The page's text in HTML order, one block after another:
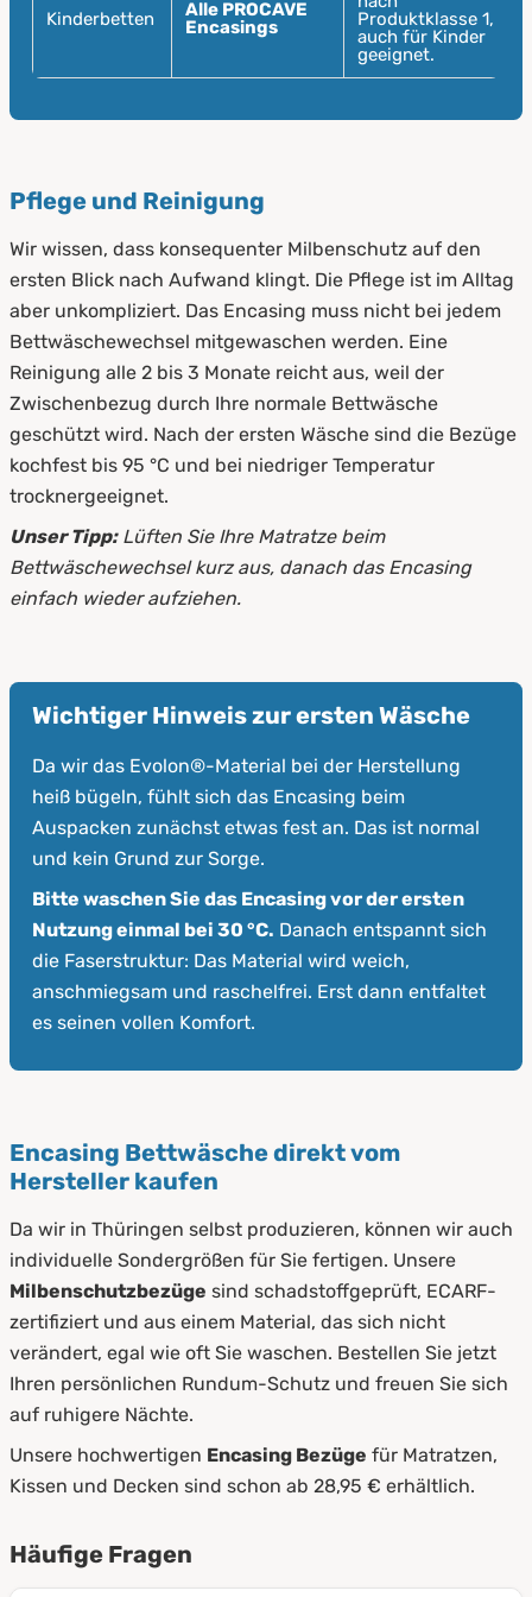
Kinderbetten
Alle PROCAVE
Encasings
Produktklasse 1,
auch für Kinder
geeignet.
Pflege und Reinigung
Wir wissen, dass konsequenter Milbenschutz auf den
ersten Blick nach Aufwand klingt. Die Pflege ist im Alltag
aber unkompliziert. Das Encasing muss nicht bei jedem
Bettwäschewechsel mitgewaschen werden. Eine
Reinigung alle 2 bis 3 Monate reicht aus, weil der
Zwischenbezug durch Ihre normale Bettwäsche
geschützt wird. Nach der ersten Wäsche sind die Bezüge
kochfest bis 95 °C und bei niedriger Temperatur
trocknergeeignet.
Unser Tipp:Lüften Sie Ihre Matratze beim
Bettwäschewechsel kurz aus, danach das Encasing
einfach wieder aufziehen.
Wichtiger Hinweis zur ersten Wäsche
Da wir das Evolon®-Material bei der Herstellung
heiß bügeln, fühlt sich das Encasing beim
Auspacken zunächst etwas fest an. Das ist normal
und kein Grund zur Sorge.
Bitte waschen Sie das Encasing vor der ersten
Nutzung einmal bei 30 °C. Danach entspannt sich
die Faserstruktur: Das Material wird weich,
anschmiegsam und raschelfrei. Erst dann entfaltet
es seinen vollen Komfort.
Encasing Bettwäsche direkt vom
Hersteller kaufen
Da wir in Thüringen selbst produzieren, können wir auch
individuelle Sondergrößen für Sie fertigen. Unsere
Milbenschutzbezüge sind schadstoffgeprüft, ECARF-
zertifiziert und aus einem Material, das sich nicht
verändert, egal wie oft Sie waschen. Bestellen Sie jetzt
Ihren persönlichen Rundum-Schutz und freuen Sie sich
auf ruhigere Nächte.
Unsere hochwertigen Encasing Bezüge für Matratzen,
Kissen und Decken sind schon ab 28,95 € erhältlich.
Häufige Fragen